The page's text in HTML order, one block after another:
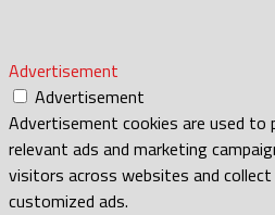
Advertisement
Advertisement
Advertisement cookies are used
relevant ads and marketing
visitors across websites and
customized ads.